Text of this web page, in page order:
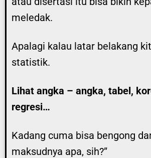
meledak.
Apalagi kalau latar belakang
statistik.
Lihat angka – angka, tabel,
regresi…
Kadang cuma bisa bengong
maksudnya apa, sih?”